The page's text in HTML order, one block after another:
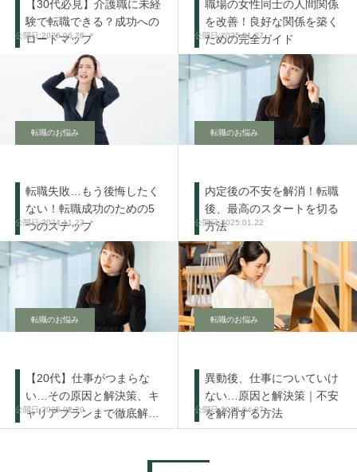
【30代必見】介護職に未経
験で転職できる？成功への
ロードマップ
2026.06.26
職場の女性同士の人間関係
を改善！良好な関係を築く
ための完全ガイド
2025.01.27
転職のお悩み
転職失敗…もう後悔したく
ない！転職成功のための5
つのステップ
2024.11.22
転職のお悩み
内定後の不安を解消！転職
後、最高のスタートを切る
方法2025.01.22
転職のお悩み
【20代】仕事がつまらな
い…その原因と解決策、キ
ャリアプランまで徹底解
説！
2025.02.20
転職のお悩み
異動後、仕事についていけ
ない…原因と解決策｜不安
を解消する方法
2025.04.07